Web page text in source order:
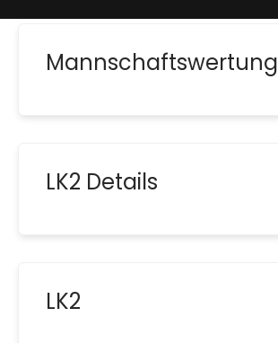
Mannschaftswertung
LK2 Details
LK2